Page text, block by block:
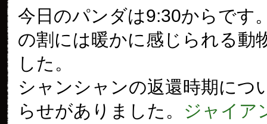
今日のパンダは9:30からです
の割には暖かに感じられる動
した。
シャンシャンの返還時期につ
らせがありました。 ジャイア